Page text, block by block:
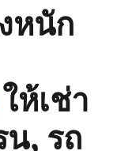
หนัก
ให้เช่า
, รถ